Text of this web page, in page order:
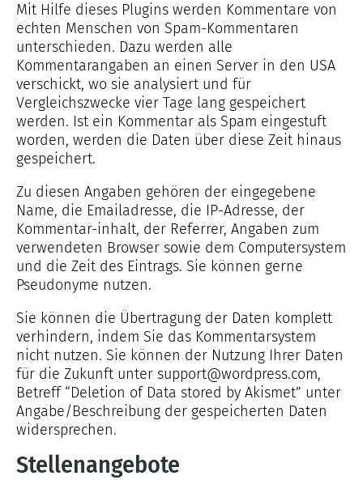
Mit Hilfe dieses Plugins werden Kommentare von
echten Menschen von Spam-Kommentaren
unterschieden. Dazu werden alle
Kommentarangaben an einen Server in den USA
verschickt, wo sie analysiert und für
Vergleichszwecke vier Tage lang gespeichert
werden. Ist ein Kommentar als Spam eingestuft
worden, werden die Daten über diese Zeit hinaus
gespeichert.
Zu diesen Angaben gehören der eingegebene
Name, die Emailadresse, die IP-Adresse, der
Kommentar-inhalt, der Referrer, Angaben zum
verwendeten Browser sowie dem Computersystem
und die Zeit des Eintrags. Sie können gerne
Pseudonyme nutzen.
Sie können die Übertragung der Daten komplett
verhindern, indem Sie das Kommentarsystem
nicht nutzen. Sie können der Nutzung Ihrer Daten
für die Zukunft unter support@wordpress.com,
Betreff “Deletion of Data stored by Akismet” unter
Angabe/Beschreibung der gespeicherten Daten
widersprechen.
Stellenangebote